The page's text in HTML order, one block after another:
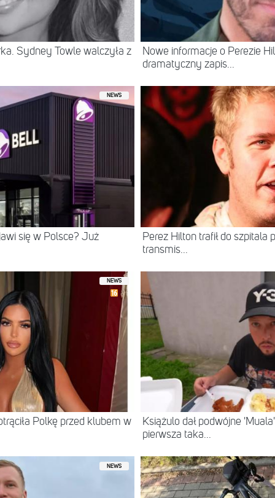
Sydney Towle walczyła z
Nowe informacje o Perezie
dramatyczny zapis...
NEWS
się w Polsce? Już
Perez Hilton trafił do szpitala
transmis...
NEWS
Polkę przed klubem w
Książulo dał podwójne
pierwsza taka...
NEWS